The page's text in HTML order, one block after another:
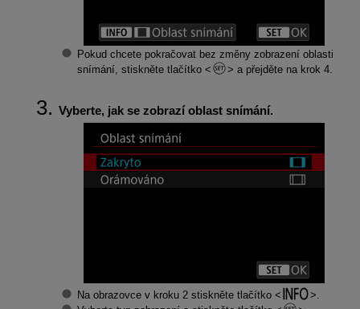
Pokud chcete pokračovat bez změny zobrazení oblasti
snímání, stiskněte tlačítko
a přejděte na krok 4.
Vyberte, jak se zobrazí oblast snímání.
Na obrazovce v kroku 2 stiskněte tlačítko
.